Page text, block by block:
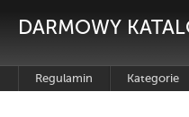
DARMOWY
Regulamin Kategorie